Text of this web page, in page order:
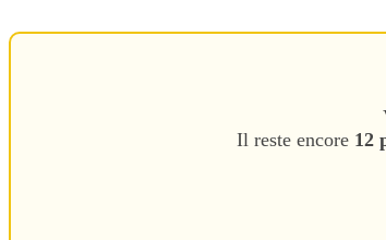
Il reste encore 12